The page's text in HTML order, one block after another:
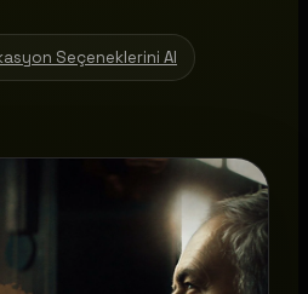
Seçeneklerini Al